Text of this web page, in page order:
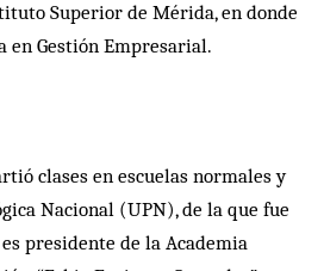
Superior de Mérida, en donde
Gestión Empresarial.
clases en escuelas normales y
Nacional (UPN), de la que fue
presidente de la Academia